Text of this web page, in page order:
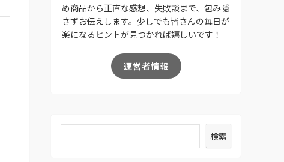
め商品から正直な感想、失敗談まで、包み隠
さずお伝えします。少しでも皆さんの毎日が
楽になるヒントが見つかれば嬉しいです！
運営者情報
検索